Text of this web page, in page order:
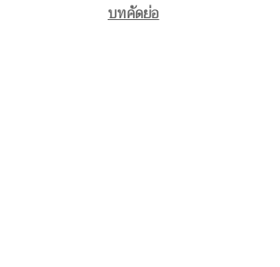
บทคัดย่อ